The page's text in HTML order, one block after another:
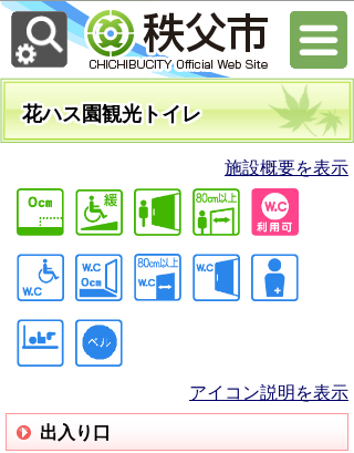
花ハス園観光トイレ
施設概要を表示
アイコン説明を表示
出入り口